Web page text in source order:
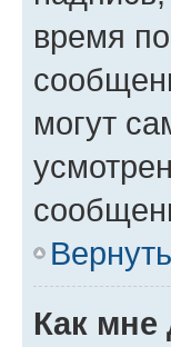
время
могут
Как